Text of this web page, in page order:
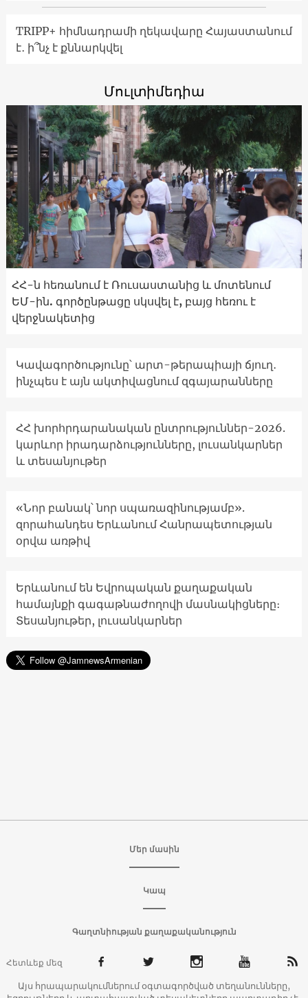
TRIPP+ հիմնադրամի ղեկավարը Հայաստանում
է․ ի՞նչ է քննարկվել
Մուլտիմեդիա
ՀՀ-ն հեռանում է Ռուսաստանից և մոտենում
ԵՄ-ին. գործընթացը սկսվել է, բայց հեռու է
վերջնակետից
Կավագործությունը՝ արտ-թերապիայի ճյուղ․
ինչպես է այն ակտիվացնում զգայարանները
ՀՀ խորհրդարանական ընտրություններ-2026.
կարևոր իրադարձությունները, լուսանկարներ
և տեսանյութեր
«Նոր բանակ՝ նոր սպառազինությամբ».
զորահանդես Երևանում Հանրապետության
օրվա առթիվ
Երևանում են Եվրոպական քաղաքական
համայնքի գագաթնաժողովի մասնակիցները։
Տեսանյութեր, լուսանկարներ
Մեր մասին
Կապ
Գաղտնիության քաղաքականություն
Հետևեք մեզ
Այս հրապարակումներում օգտագործված տեղանունները,